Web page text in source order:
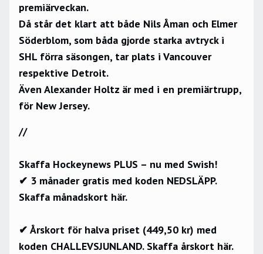
premiärveckan.
Då står det klart att både Nils Åman och Elmer
Söderblom, som båda gjorde starka avtryck i
SHL förra säsongen, tar plats i Vancouver
respektive Detroit.
Även Alexander Holtz är med i en premiärtrupp,
för New Jersey.
//
Skaffa Hockeynews PLUS – nu med Swish!
✔ 3 månader gratis med koden NEDSLÄPP.
Skaffa månadskort här.
✔ Årskort för halva priset (449,50 kr) med
koden CHALLEVSJUNLAND. Skaffa årskort här.